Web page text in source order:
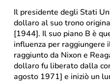
Il presidente degli Stati
dollaro al suo trono
[1944]. Il suo piano B è
influenza per
raggiunto da Nixon e
dollaro fu liberato dalla
agosto 1971] e iniziò un